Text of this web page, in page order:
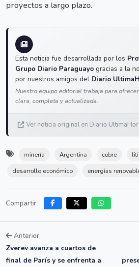
proyectos a largo plazo.
Esta noticia fue desarrollada por los
Grupo Diario Paraguayo gracias a la
por nuestros amigos del Diario
Nuestro equipo editorial trabaja para
clara, completa y actualizada.
Ver noticia original en Diario
minería Argentina cobre
desarrollo económico
energías
Compartir:
Anterior
Zverev avanza a cuartos de
final de París y se enfrenta a